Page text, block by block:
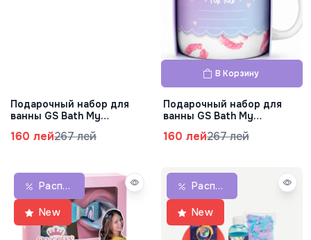
Подарочный набор для
ванны GS Bath My
83.0621.00
160 лей267 лей
В Корзину
Подарочный набор для
ванны GS Bath My
83.0620.00
160 лей267 лей
Распродажа
New
Распродажа
New